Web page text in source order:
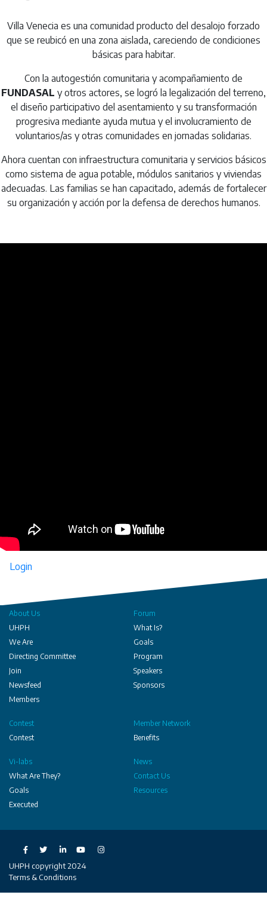
Villa Venecia es una comunidad producto del desalojo forzado
que se reubicó en una zona aislada, careciendo de condiciones
básicas para habitar.
Con la autogestión comunitaria y acompañamiento de
FUNDASAL y otros actores, se logró la legalización del terreno,
el diseño participativo del asentamiento y su transformación
progresiva mediante ayuda mutua y el involucramiento de
voluntarios/as y otras comunidades en jornadas solidarias.
Ahora cuentan con infraestructura comunitaria y servicios básicos
como sistema de agua potable, módulos sanitarios y viviendas
adecuadas. Las familias se han capacitado, además de fortalecer
su organización y acción por la defensa de derechos humanos.
Login
About Us
UHPH
We Are
Directing Committee
Join
Newsfeed
Members
Forum
What Is?
Goals
Program
Speakers
Sponsors
Contest
Contest
Member Network
Benefits
Vi-labs
What Are They?
Goals
Executed
News
Contact Us
Resources
Social
UHPH copyright 2024
Terms & Conditions